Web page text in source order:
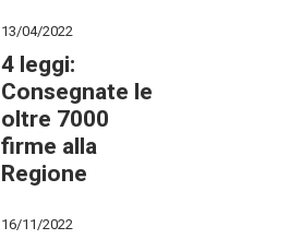
13/04/2022
4 leggi:
Consegnate le
oltre 7000
firme alla
Regione
16/11/2022